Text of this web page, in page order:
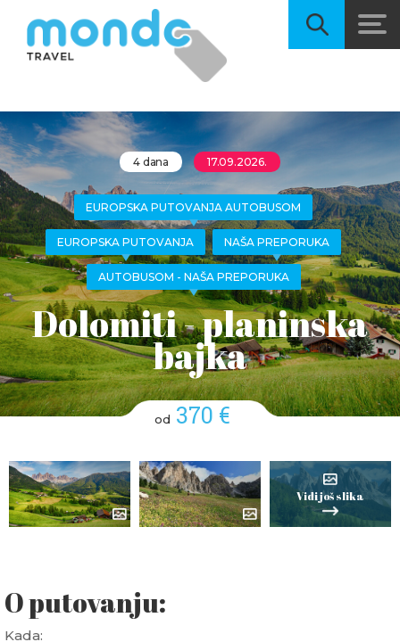
4 dana 17.09.2026.
EUROPSKA PUTOVANJA AUTOBUSOM
EUROPSKA PUTOVANJA NAŠA PREPORUKA
AUTOBUSOM - NAŠA PREPORUKA
Dolomiti - planinska
bajka
od 370 €
Vidi još slika
O putovanju:
Kada: